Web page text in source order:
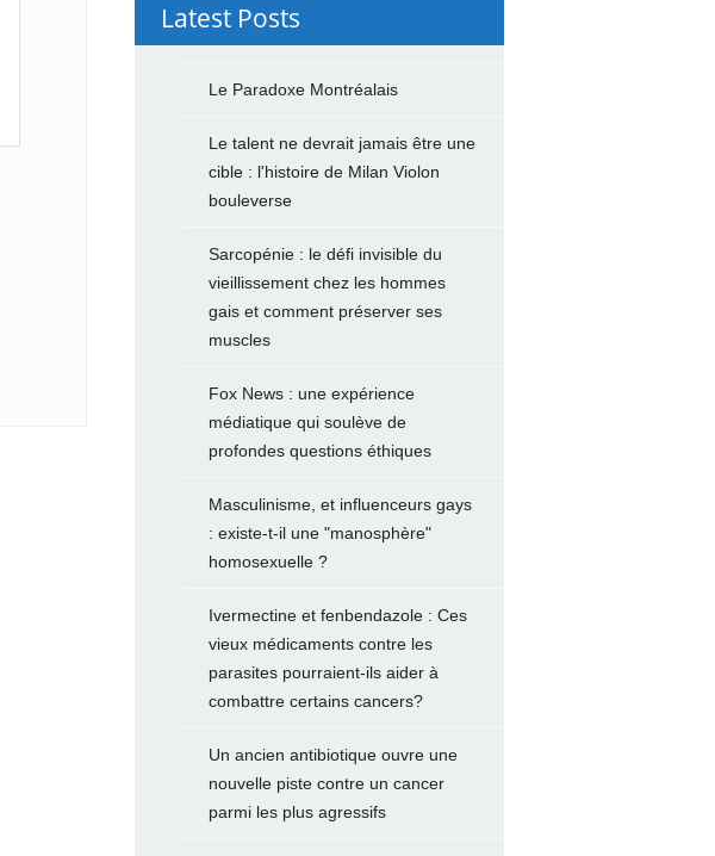
Latest Posts
Le Paradoxe Montréalais
Le talent ne devrait jamais être une
cible : l'histoire de Milan Violon
bouleverse
Sarcopénie : le défi invisible du
vieillissement chez les hommes
gais et comment préserver ses
muscles
Fox News : une expérience
médiatique qui soulève de
profondes questions éthiques
Masculinisme, et influenceurs gays
: existe-t-il une "manosphère"
homosexuelle ?
Ivermectine et fenbendazole : Ces
vieux médicaments contre les
parasites pourraient-ils aider à
combattre certains cancers?
Un ancien antibiotique ouvre une
nouvelle piste contre un cancer
parmi les plus agressifs